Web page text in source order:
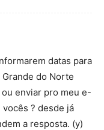
datas para
do Norte
enviar pro meu e-
? desde já
a resposta. (y)